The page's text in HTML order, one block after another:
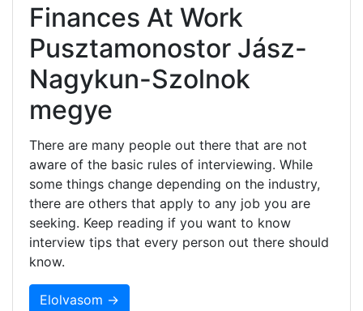
Finances At Work
Pusztamonostor Jász-
Nagykun-Szolnok
megye
There are many people out there that are not
aware of the basic rules of interviewing. While
some things change depending on the industry,
there are others that apply to any job you are
seeking. Keep reading if you want to know
interview tips that every person out there should
know.
Elolvasom →